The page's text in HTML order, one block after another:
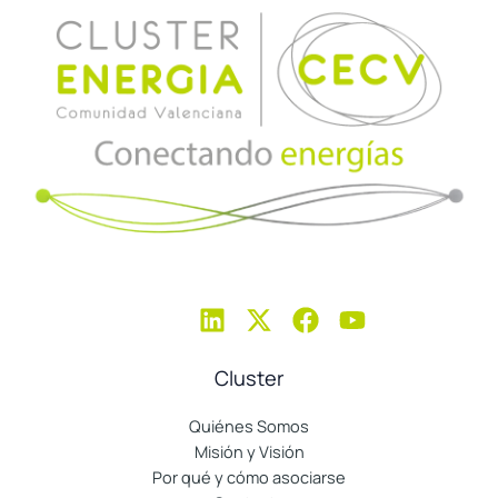
Cluster
Quiénes Somos
Misión y Visión
Por qué y cómo asociarse